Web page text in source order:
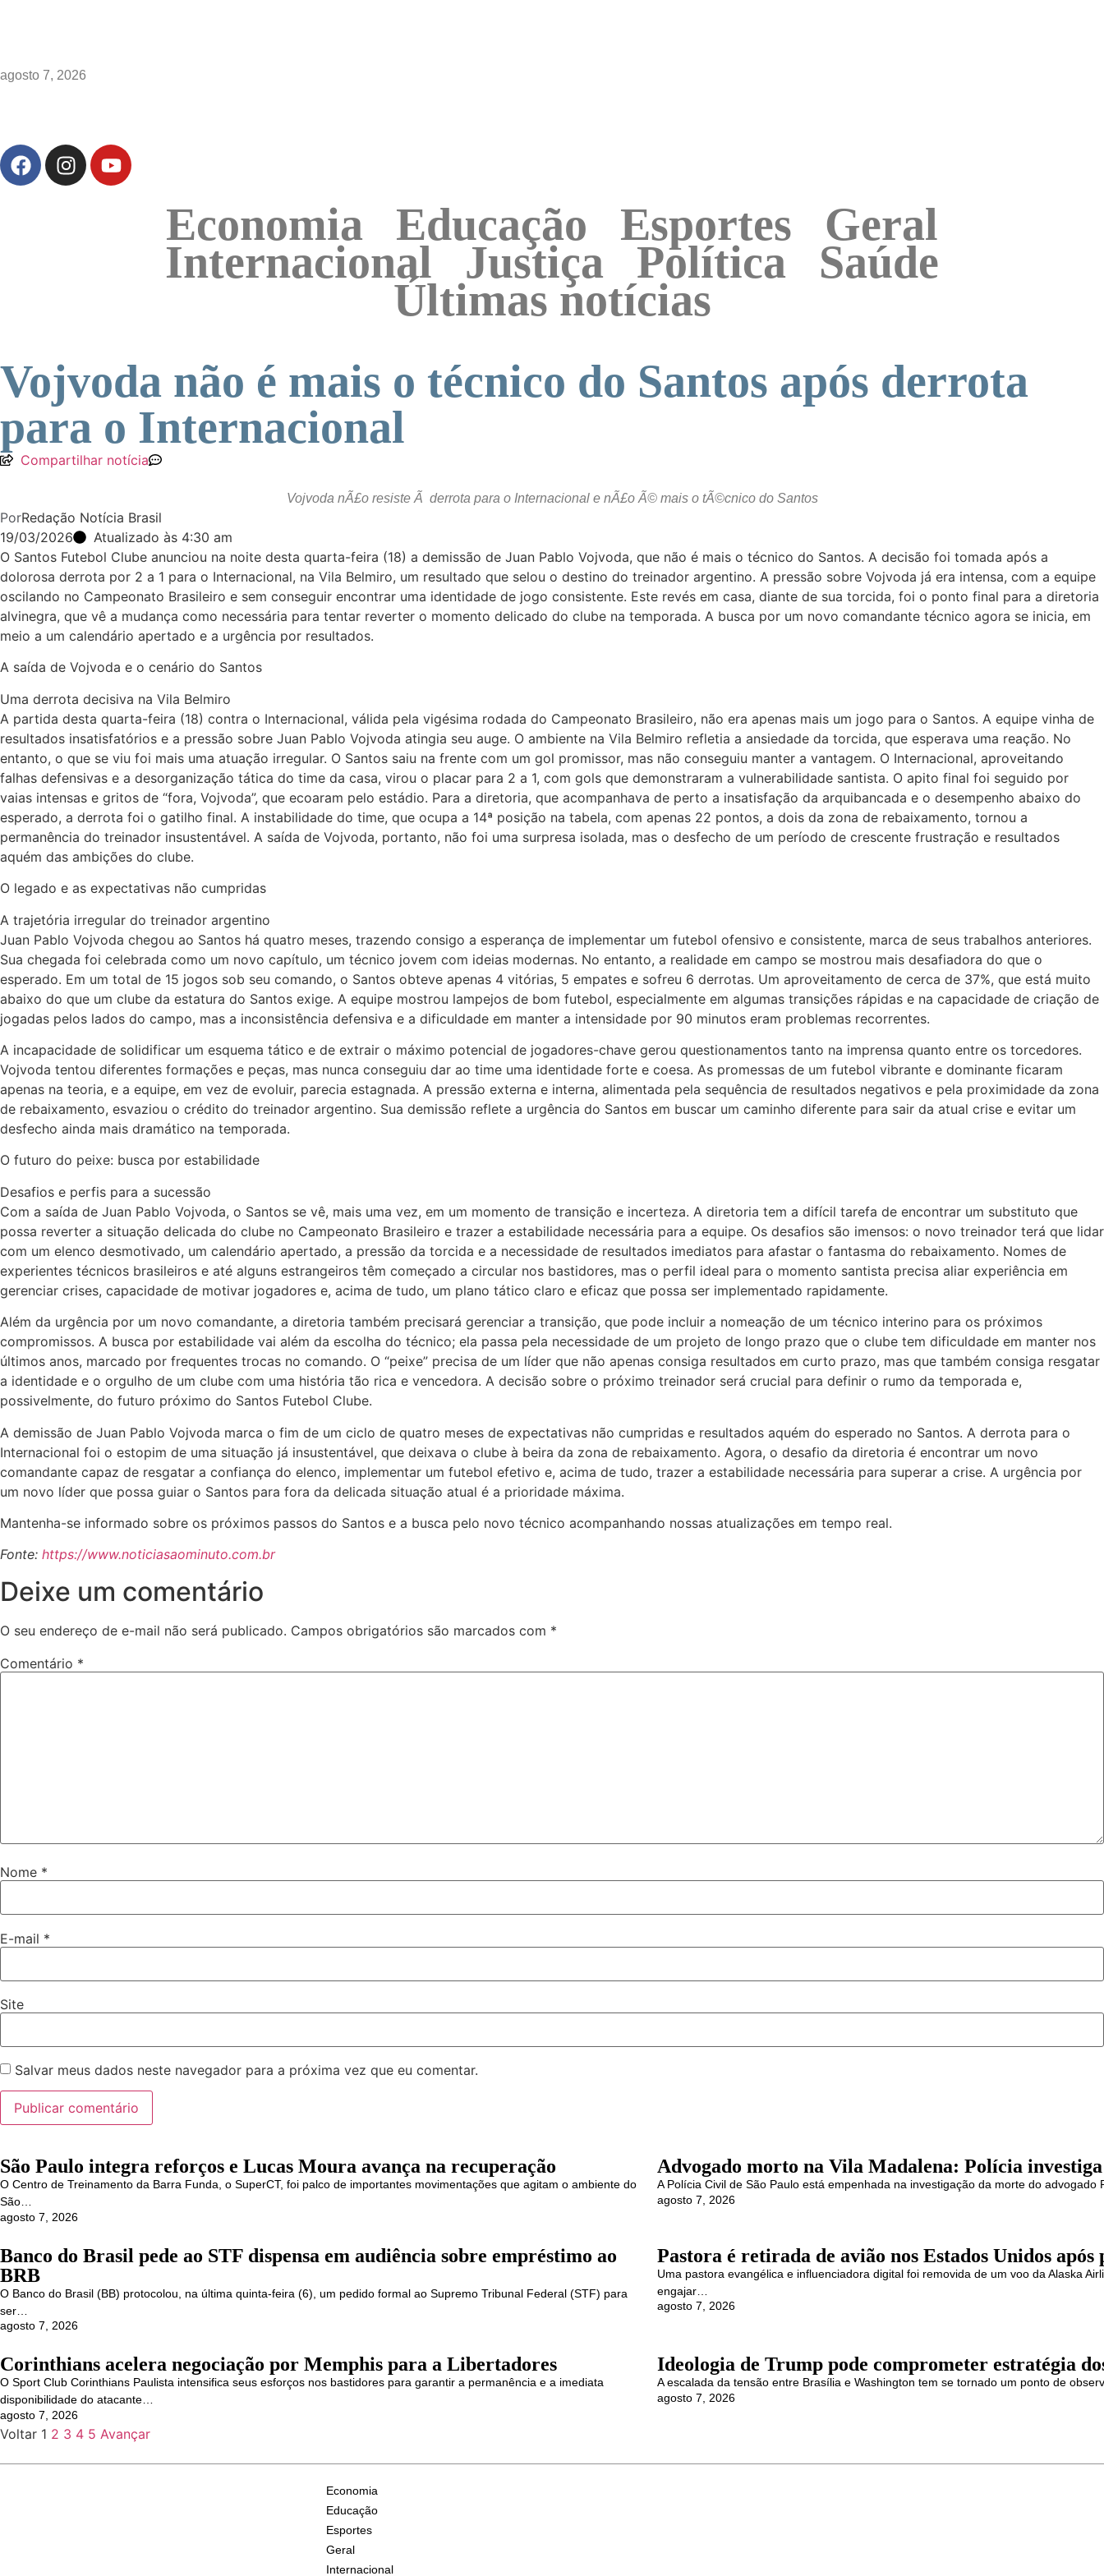
agosto 7, 2026
Economia Educação Esportes Geral
Internacional Justiça Política Saúde
Últimas notícias
Vojvoda não é mais o técnico do Santos após derrota
para o Internacional
Compartilhar notícia
Vojvoda nÃ£o resiste Ã derrota para o Internacional e nÃ£o Ã© mais o tÃ©cnico do Santos
PorRedação Notícia Brasil
19/03/2026
Atualizado às 4:30 am
O Santos Futebol Clube anunciou na noite desta quarta-feira (18) a demissão de Juan Pablo Vojvoda, que não é mais o técnico do Santos. A decisão foi tomada após a
dolorosa derrota por 2 a 1 para o Internacional, na Vila Belmiro, um resultado que selou o destino do treinador argentino. A pressão sobre Vojvoda já era intensa, com a equipe
oscilando no Campeonato Brasileiro e sem conseguir encontrar uma identidade de jogo consistente. Este revés em casa, diante de sua torcida, foi o ponto final para a diretoria
alvinegra, que vê a mudança como necessária para tentar reverter o momento delicado do clube na temporada. A busca por um novo comandante técnico agora se inicia, em
meio a um calendário apertado e a urgência por resultados.
A saída de Vojvoda e o cenário do Santos
Uma derrota decisiva na Vila Belmiro
A partida desta quarta-feira (18) contra o Internacional, válida pela vigésima rodada do Campeonato Brasileiro, não era apenas mais um jogo para o Santos. A equipe vinha de
resultados insatisfatórios e a pressão sobre Juan Pablo Vojvoda atingia seu auge. O ambiente na Vila Belmiro refletia a ansiedade da torcida, que esperava uma reação. No
entanto, o que se viu foi mais uma atuação irregular. O Santos saiu na frente com um gol promissor, mas não conseguiu manter a vantagem. O Internacional, aproveitando
falhas defensivas e a desorganização tática do time da casa, virou o placar para 2 a 1, com gols que demonstraram a vulnerabilidade santista. O apito final foi seguido por
vaias intensas e gritos de “fora, Vojvoda”, que ecoaram pelo estádio. Para a diretoria, que acompanhava de perto a insatisfação da arquibancada e o desempenho abaixo do
esperado, a derrota foi o gatilho final. A instabilidade do time, que ocupa a 14ª posição na tabela, com apenas 22 pontos, a dois da zona de rebaixamento, tornou a
permanência do treinador insustentável. A saída de Vojvoda, portanto, não foi uma surpresa isolada, mas o desfecho de um período de crescente frustração e resultados
aquém das ambições do clube.
O legado e as expectativas não cumpridas
A trajetória irregular do treinador argentino
Juan Pablo Vojvoda chegou ao Santos há quatro meses, trazendo consigo a esperança de implementar um futebol ofensivo e consistente, marca de seus trabalhos anteriores.
Sua chegada foi celebrada como um novo capítulo, um técnico jovem com ideias modernas. No entanto, a realidade em campo se mostrou mais desafiadora do que o
esperado. Em um total de 15 jogos sob seu comando, o Santos obteve apenas 4 vitórias, 5 empates e sofreu 6 derrotas. Um aproveitamento de cerca de 37%, que está muito
abaixo do que um clube da estatura do Santos exige. A equipe mostrou lampejos de bom futebol, especialmente em algumas transições rápidas e na capacidade de criação de
jogadas pelos lados do campo, mas a inconsistência defensiva e a dificuldade em manter a intensidade por 90 minutos eram problemas recorrentes.
A incapacidade de solidificar um esquema tático e de extrair o máximo potencial de jogadores-chave gerou questionamentos tanto na imprensa quanto entre os torcedores.
Vojvoda tentou diferentes formações e peças, mas nunca conseguiu dar ao time uma identidade forte e coesa. As promessas de um futebol vibrante e dominante ficaram
apenas na teoria, e a equipe, em vez de evoluir, parecia estagnada. A pressão externa e interna, alimentada pela sequência de resultados negativos e pela proximidade da zona
de rebaixamento, esvaziou o crédito do treinador argentino. Sua demissão reflete a urgência do Santos em buscar um caminho diferente para sair da atual crise e evitar um
desfecho ainda mais dramático na temporada.
O futuro do peixe: busca por estabilidade
Desafios e perfis para a sucessão
Com a saída de Juan Pablo Vojvoda, o Santos se vê, mais uma vez, em um momento de transição e incerteza. A diretoria tem a difícil tarefa de encontrar um substituto que
possa reverter a situação delicada do clube no Campeonato Brasileiro e trazer a estabilidade necessária para a equipe. Os desafios são imensos: o novo treinador terá que lidar
com um elenco desmotivado, um calendário apertado, a pressão da torcida e a necessidade de resultados imediatos para afastar o fantasma do rebaixamento. Nomes de
experientes técnicos brasileiros e até alguns estrangeiros têm começado a circular nos bastidores, mas o perfil ideal para o momento santista precisa aliar experiência em
gerenciar crises, capacidade de motivar jogadores e, acima de tudo, um plano tático claro e eficaz que possa ser implementado rapidamente.
Além da urgência por um novo comandante, a diretoria também precisará gerenciar a transição, que pode incluir a nomeação de um técnico interino para os próximos
compromissos. A busca por estabilidade vai além da escolha do técnico; ela passa pela necessidade de um projeto de longo prazo que o clube tem dificuldade em manter nos
últimos anos, marcado por frequentes trocas no comando. O “peixe” precisa de um líder que não apenas consiga resultados em curto prazo, mas que também consiga resgatar
a identidade e o orgulho de um clube com uma história tão rica e vencedora. A decisão sobre o próximo treinador será crucial para definir o rumo da temporada e,
possivelmente, do futuro próximo do Santos Futebol Clube.
A demissão de Juan Pablo Vojvoda marca o fim de um ciclo de quatro meses de expectativas não cumpridas e resultados aquém do esperado no Santos. A derrota para o
Internacional foi o estopim de uma situação já insustentável, que deixava o clube à beira da zona de rebaixamento. Agora, o desafio da diretoria é encontrar um novo
comandante capaz de resgatar a confiança do elenco, implementar um futebol efetivo e, acima de tudo, trazer a estabilidade necessária para superar a crise. A urgência por
um novo líder que possa guiar o Santos para fora da delicada situação atual é a prioridade máxima.
Mantenha-se informado sobre os próximos passos do Santos e a busca pelo novo técnico acompanhando nossas atualizações em tempo real.
Fonte: https://www.noticiasaominuto.com.br
Deixe um comentário
O seu endereço de e-mail não será publicado. Campos obrigatórios são marcados com *
Comentário *
Nome *
E-mail *
Site
Salvar meus dados neste navegador para a próxima vez que eu comentar.
São Paulo integra reforços e Lucas Moura avança na recuperação
O Centro de Treinamento da Barra Funda, o SuperCT, foi palco de importantes movimentações que agitam o ambiente do
São…
agosto 7, 2026
Advogado morto na Vila Madalena: Polícia investiga
A Polícia Civil de São Paulo está empenhada na investigação da morte do
agosto 7, 2026
Banco do Brasil pede ao STF dispensa em audiência sobre empréstimo ao
BRB
O Banco do Brasil (BB) protocolou, na última quinta-feira (6), um pedido formal ao Supremo Tribunal Federal (STF) para
ser…
agosto 7, 2026
Pastora é retirada de avião nos Estados Unidos após
Uma pastora evangélica e influenciadora digital foi removida de um voo da Alaska
engajar…
agosto 7, 2026
Corinthians acelera negociação por Memphis para a Libertadores
O Sport Club Corinthians Paulista intensifica seus esforços nos bastidores para garantir a permanência e a imediata
disponibilidade do atacante…
agosto 7, 2026
Ideologia de Trump pode comprometer estratégia
A escalada da tensão entre Brasília e Washington tem se tornado um ponto de
agosto 7, 2026
Voltar 1 2 3 4 5 Avançar
Economia
Educação
Esportes
Geral
Internacional